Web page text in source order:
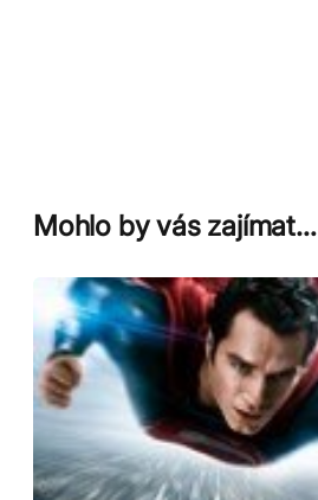
Mohlo by vás zajímat…